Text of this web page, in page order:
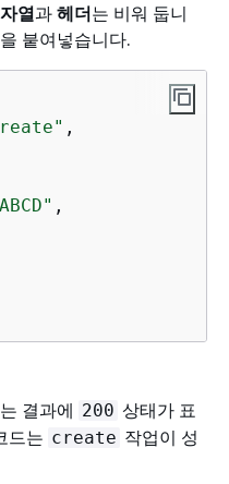
열과 헤더는 비워 둡니
붙여넣습니다.
,
,
결과에 200 상태가 표
드는 create 작업이 성